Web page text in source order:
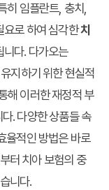
임플란트, 충치,
요로 하여 심각한치
니다. 다가오는
지하기 위한 현실적
해 이러한 재정적 부
. 다양한 상품들 속
율적인 방법은 바로
터 치아 보험의 중
니다.